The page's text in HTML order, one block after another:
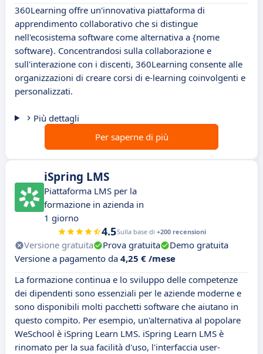
360Learning offre un'innovativa piattaforma di
apprendimento collaborativo che si distingue
nell'ecosistema software come alternativa a {nome
software}. Concentrandosi sulla collaborazione e
sull'interazione con i discenti, 360Learning consente alle
organizzazioni di creare corsi di e-learning coinvolgenti e
personalizzati.
Più dettagli
Per saperne di più
iSpring LMS
Piattaforma LMS per la
formazione in azienda in
1 giorno
4.5Sulla base di +200 recensioni
Versione gratuita Prova gratuita
Demo gratuita
Versione a pagamento da 4,25 € /mese
La formazione continua e lo sviluppo delle competenze
dei dipendenti sono essenziali per le aziende moderne e
sono disponibili molti pacchetti software che aiutano in
questo compito. Per esempio, un'alternativa al popolare
WeSchool è iSpring Learn LMS. iSpring Learn LMS è
rinomato per la sua facilità d'uso, l'interfaccia user-